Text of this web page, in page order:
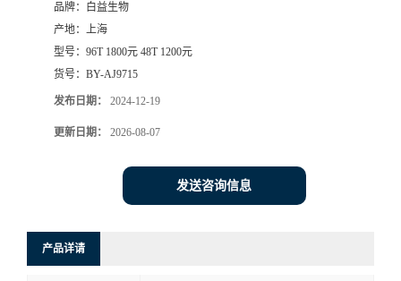
品牌：
白益生物
产地： 上海
型号： 96T 1800元 48T 1200元
货号： BY-AJ9715
发布日期： 2024-12-19
更新日期： 2026-08-07
发送咨询信息
产品详请